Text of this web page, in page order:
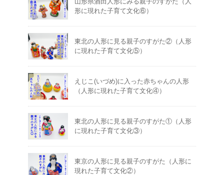
形に現れた子育て文化⑥）
東北の人形に見る親子のすがた②（人形
に現れた子育て文化⑤）
えじこ(いづめ)に入った赤ちゃんの人形
（人形に現れた子育て文化④）
東北の人形に見る親子のすがた①（人形
に現れた子育て文化③）
東京の人形に見る親子のすがた（人形に
現れた子育て文化②）